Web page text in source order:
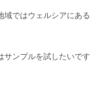
域ではウェルシアにある
サンプルを試したいです